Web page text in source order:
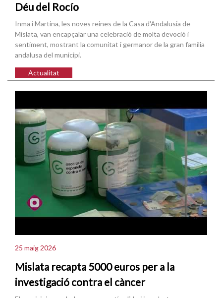
Déu del Rocío
Inma i Martina, les noves reines de la Casa d'Andalusia de
Mislata, van encapçalar una celebració de molta devoció i
sentiment, mostrant la comunitat i germanor de la gran família
andalusa del municipi.
Actualitat
25 maig 2026
Mislata recapta 5000 euros per a la
investigació contra el càncer